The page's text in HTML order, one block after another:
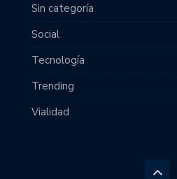
Sin categoría
Social
Tecnología
Trending
Vialidad